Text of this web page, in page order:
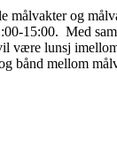
og
15:00. Med
være lunsj
bånd mellom